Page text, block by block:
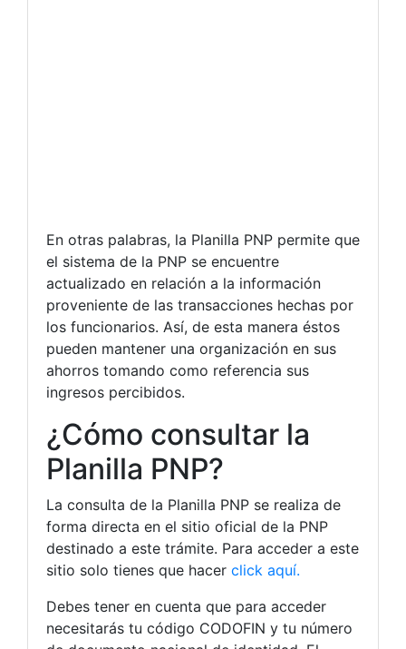
En otras palabras, la Planilla PNP permite que
el sistema de la PNP se encuentre
actualizado en relación a la información
proveniente de las transacciones hechas por
los funcionarios. Así, de esta manera éstos
pueden mantener una organización en sus
ahorros tomando como referencia sus
ingresos percibidos.
¿Cómo consultar la
Planilla PNP?
La consulta de la Planilla PNP se realiza de
forma directa en el sitio oficial de la PNP
destinado a este trámite. Para acceder a este
sitio solo tienes que hacer click aquí.
Debes tener en cuenta que para acceder
necesitarás tu código CODOFIN y tu número